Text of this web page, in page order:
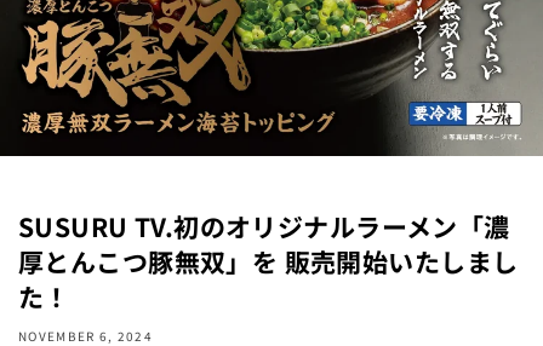
SUSURU TV.初のオリジナルラーメン「濃
厚とんこつ豚無双」を 販売開始いたしまし
た！
NOVEMBER 6, 2024